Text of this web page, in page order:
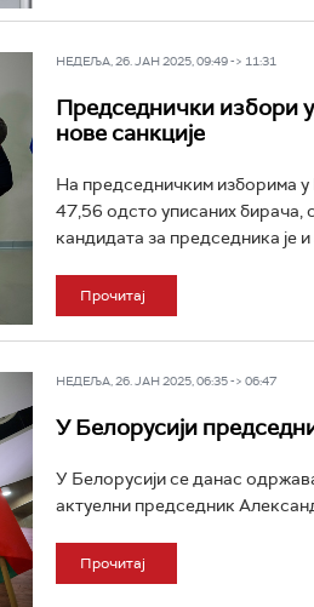
НЕДЕЉА, 26. ЈАН 2025, 09:49 -> 11:31
Председнички избори
нове санкције
На председничким изборима у
47,56 одсто уписаних бирача,
кандидата за председника је и
Прочитај
НЕДЕЉА, 26. ЈАН 2025, 06:35 -> 06:47
У Белорусији
У Белорусији се данас
актуелни председник
Прочитај